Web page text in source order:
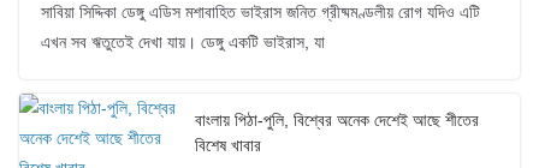
সাবিয়া সিদ্দিকা ডেঙ্গু এডিস মশাবাহিত ভাইরাস জনিত গ্রীষ্মমণ্ডলীয় রোগ যদিও এটি
এখন সব ঋতুতেই দেখা যায়। ডেঙ্গু একটি ভাইরাস, যা
বাংলায় পিঠা-পুলি, বিশ্বের অনেক দেশেই আছে শীতের
বিশেষ খাবার